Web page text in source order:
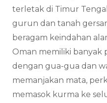
terletak di Timur
gurun dan tanah
beragam keindahan
Oman memiliki
dengan gua-gua dan
memanjakan mata,
memasok kurma ke